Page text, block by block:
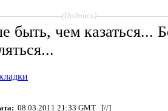
(Подпись)
быть, чем казаться...
08.03.2011 21:33 GMT [//]